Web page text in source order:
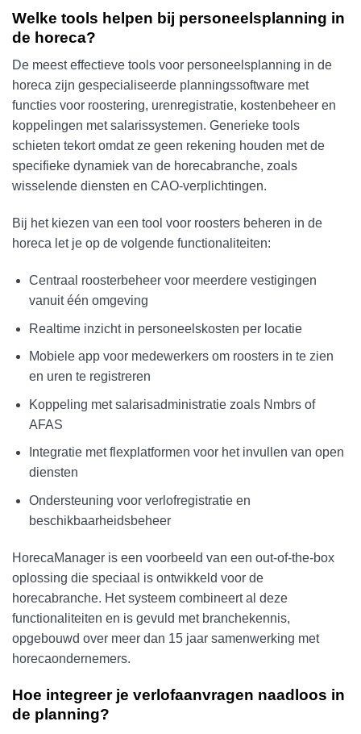
Welke tools helpen bij personeelsplanning in
de horeca?
De meest effectieve tools voor personeelsplanning in de
horeca zijn gespecialiseerde planningssoftware met
functies voor roostering, urenregistratie, kostenbeheer en
koppelingen met salarissystemen. Generieke tools
schieten tekort omdat ze geen rekening houden met de
specifieke dynamiek van de horecabranche, zoals
wisselende diensten en CAO-verplichtingen.
Bij het kiezen van een tool voor roosters beheren in de
horeca let je op de volgende functionaliteiten:
Centraal roosterbeheer voor meerdere vestigingen
vanuit één omgeving
Realtime inzicht in personeelskosten per locatie
Mobiele app voor medewerkers om roosters in te zien
en uren te registreren
Koppeling met salarisadministratie zoals Nmbrs of
AFAS
Integratie met flexplatformen voor het invullen van open
diensten
Ondersteuning voor verlofregistratie en
beschikbaarheidsbeheer
HorecaManager is een voorbeeld van een out-of-the-box
oplossing die speciaal is ontwikkeld voor de
horecabranche. Het systeem combineert al deze
functionaliteiten en is gevuld met branchekennis,
opgebouwd over meer dan 15 jaar samenwerking met
horecaondernemers.
Hoe integreer je verlofaanvragen naadloos in
de planning?